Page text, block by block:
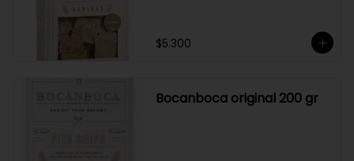
$5.300
Bocanboca original 200 gr